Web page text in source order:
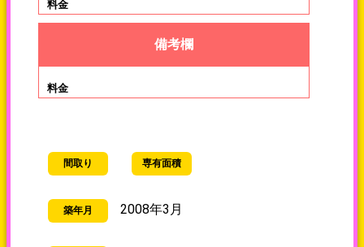
備考欄
間取り 専有面積
築年月 2008年3月